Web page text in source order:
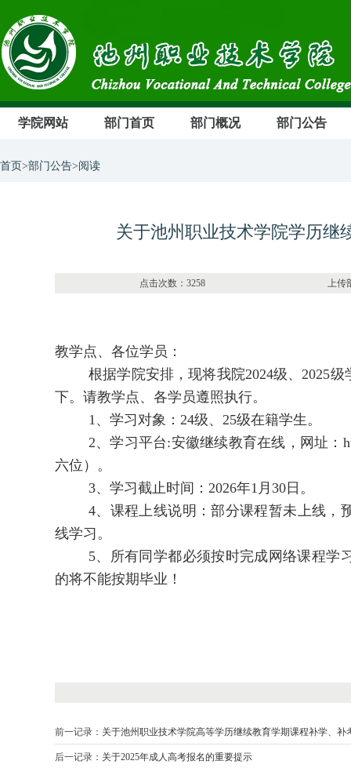
学院网站 部门首页 部门概况 部门公告
首页>部门公告>阅读
关于池州职业技术学院学历继
点击次数：3258 上传部门
教学点、各位学员：
根据学院安排，现将我院2024级、2025
下。请教学点、各学员遵照执行。
1、学习对象：24级、25级在籍学生。
2、学习平台:安徽继续教育在线，网址：
六位）。
3、学习截止时间：2026年1月30日。
4、课程上线说明：部分课程暂未上线，
线学习。
5、所有同学都必须按时完成网络课程学
的将不能按期毕业！
前一记录： 关于池州职业技术学院高等学历继续教育学期课程补学、补
后一记录： 关于2025年成人高考报名的重要提示